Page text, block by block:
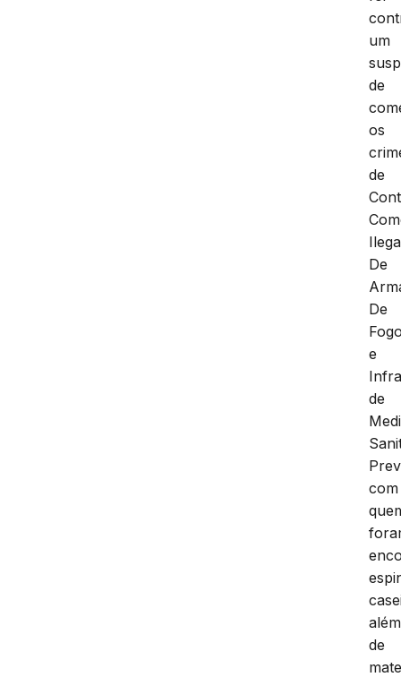
um
de
os
de
De
De
e
de
com
além
de